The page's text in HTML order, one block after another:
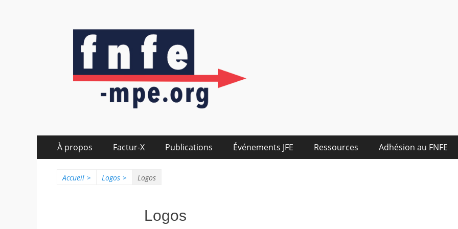
fnfe-mpe.org
L'envol de la facture électronique
À propos Factur-X Publications Événements JFE Ressources Adhésion au FNFE
Accueil > Logos > Logos
Logos